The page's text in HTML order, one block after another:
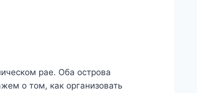
рае. Оба острова
о том, как организовать